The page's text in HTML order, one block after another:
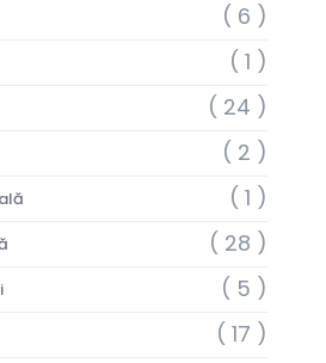
( 6 )
( 1 )
( 24 )
( 2 )
( 1 )
( 28 )
( 5 )
( 17 )